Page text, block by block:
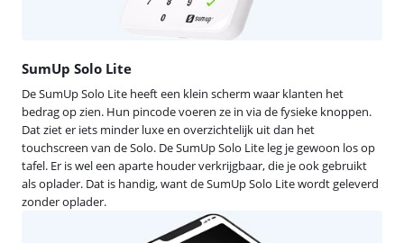
SumUp Solo Lite
De SumUp Solo Lite heeft een klein scherm waar klanten het
bedrag op zien. Hun pincode voeren ze in via de fysieke knoppen.
Dat ziet er iets minder luxe en overzichtelijk uit dan het
touchscreen van de Solo. De SumUp Solo Lite leg je gewoon los op
tafel. Er is wel een aparte houder verkrijgbaar, die je ook gebruikt
als oplader. Dat is handig, want de SumUp Solo Lite wordt geleverd
zonder oplader.